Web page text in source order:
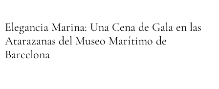
Elegancia Marina: Una Cena de Gala en las
Atarazanas del Museo Marítimo de
Barcelona